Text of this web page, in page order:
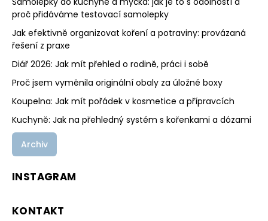
proč přidáváme testovací samolepky
Jak efektivně organizovat koření a potraviny: provázaná
řešení z praxe
Diář 2026: Jak mít přehled o rodině, práci i sobě
Proč jsem vyměnila originální obaly za úložné boxy
Koupelna: Jak mít pořádek v kosmetice a přípravcích
Kuchyně: Jak na přehledný systém s kořenkami a dózami
Archiv
INSTAGRAM
KONTAKT